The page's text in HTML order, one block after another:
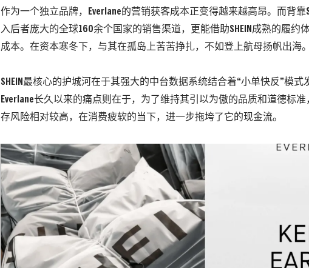
作为一个独立品牌，Everlane的营销获客成本正变得越来越高昂。而背靠
入后者庞大的全球160余个国家的销售渠道，更能借助SHEIN成熟的履约
成本。在资本寒冬下，与其在孤岛上苦苦挣扎，不如登上航母扬帆出海。
SHEIN最核心的护城河在于其强大的中台数据系统结合着“小单快反 ”模式
Everlane长久以来的痛点则在于，为了维持其引以为傲的品质和道德标
存风险相对较高，在消费疲软的当下，进一步拖垮了它的现金流。